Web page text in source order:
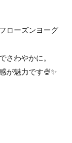
ローズンヨーグ
さわやかに。
が魅力です🍨✨